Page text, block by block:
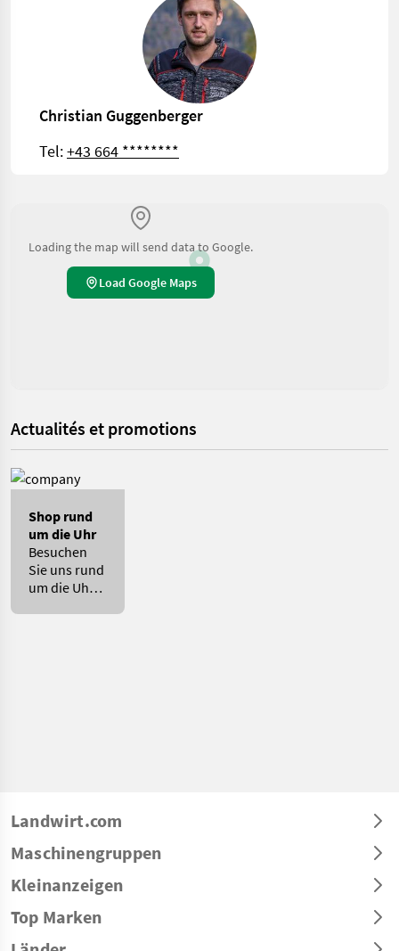
Christian Guggenberger
Tel:+43 664 ********
Loading the map will send data to Google.
Load Google Maps
Actualités et promotions
Shop rund
um die Uhr
Besuchen
Sie uns rund
um die Uhr
Landwirt.com
Maschinengruppen
Kleinanzeigen
Top Marken